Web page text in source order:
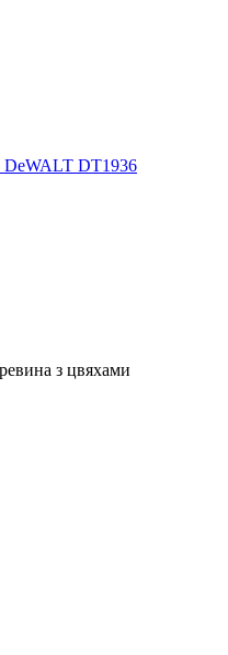
DT1936
з цвяхами